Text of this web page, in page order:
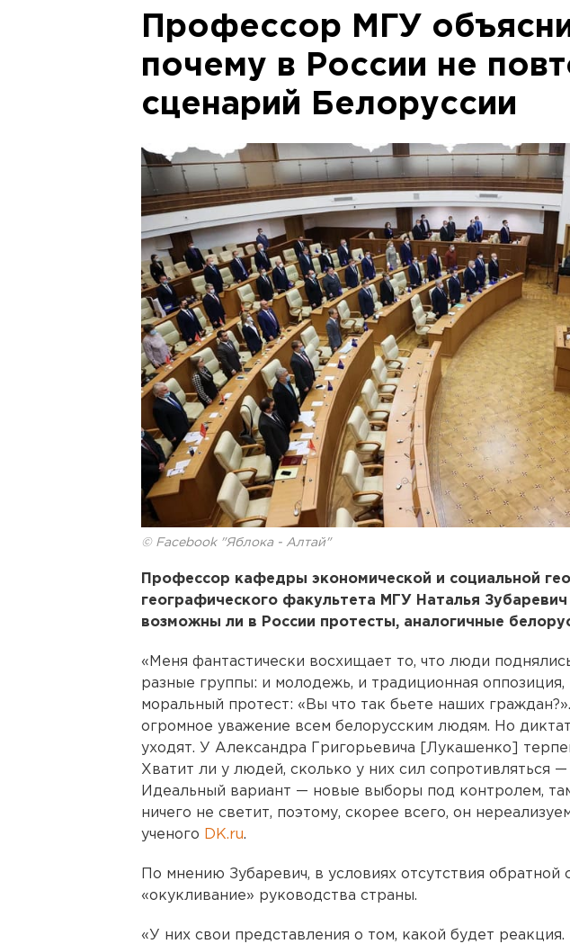
Профессор МГУ
почему в России не
сценарий Белоруссии
© Facebook "Яблока - Алтай"
Профессор кафедры экономической и социальной
географического факультета МГУ Наталья Зубаревич
возможны ли в России протесты, аналогичные
«Меня фантастически восхищает то, что люди
разные группы: и молодежь, и традиционная
моральный протест: «Вы что так бьете наших
огромное уважение всем белорусским людям. Но
уходят. У Александра Григорьевича [Лукашенко]
Хватит ли у людей, сколько у них сил сопротивляться —
Идеальный вариант — новые выборы под контролем,
ничего не светит, поэтому, скорее всего, он
ученого DK.ru.
По мнению Зубаревич, в условиях отсутствия обратной
«окукливание» руководства страны.
«У них свои представления о том, какой будет реакция.